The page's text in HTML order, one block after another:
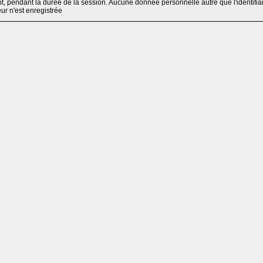
pendant la durée de la session. Aucune donnée personnelle autre que
n'est enregistrée